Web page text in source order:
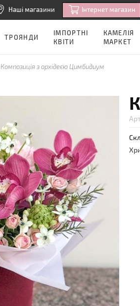
Наші магазини Iнтернет магазин
ТРОЯНДИ
ІМПОРТНІ
КВІТИ
КАМЕЛІЯ
МАРКЕТ
Композиція з орхідеєю Цимбидиум